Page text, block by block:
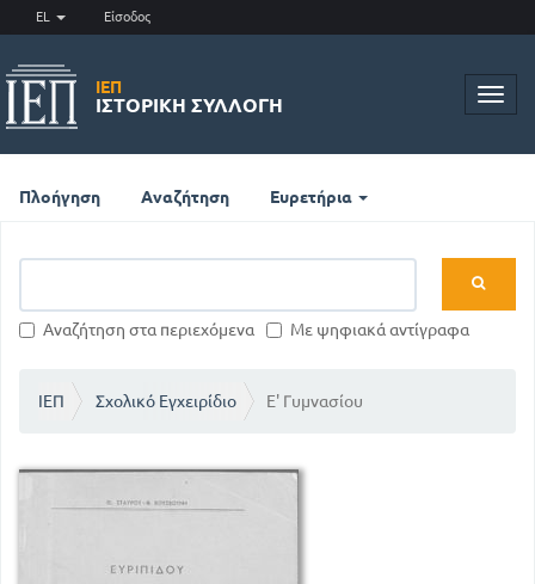
EL Είσοδος
ΙΕΠ
ΙΣΤΟΡΙΚΉ ΣΥΛΛΟΓΉ
Πλοήγηση Αναζήτηση Ευρετήρια
Αναζήτηση στα περιεχόμενα Με ψηφιακά αντίγραφα
ΙΕΠ Σχολικό Εγχειρίδιο Ε' Γυμνασίου